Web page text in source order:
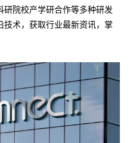
院校产学研合作等多种研发
术，获取行业最新资讯，掌